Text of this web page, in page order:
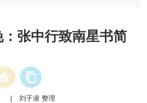
张中行致南星书简
》 | 刘子凌 整理